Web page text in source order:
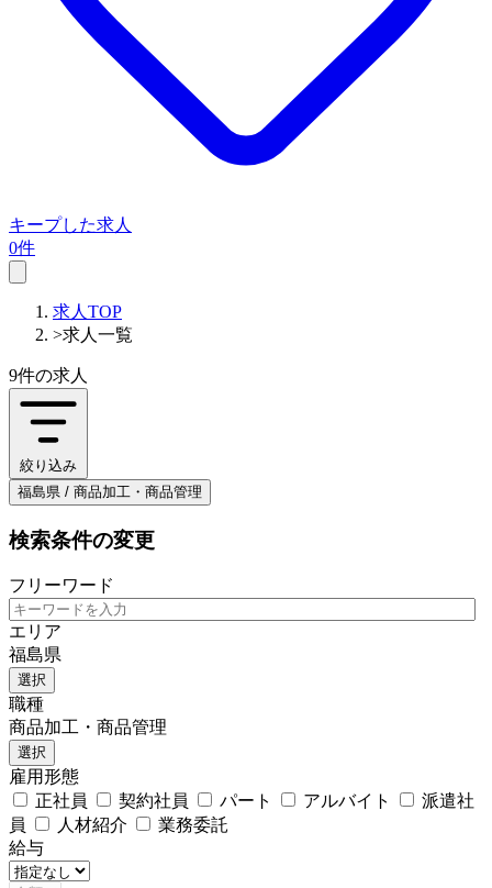
キープした求人
0件
求人TOP
>求人一覧
9件の求人
絞り込み
福島県 / 商品加工・商品管理
検索条件の変更
フリーワード
エリア
福島県
選択
職種
商品加工・商品管理
選択
雇用形態
正社員
契約社員 パート アルバイト
派遣社
員
人材紹介
業務委託
給与